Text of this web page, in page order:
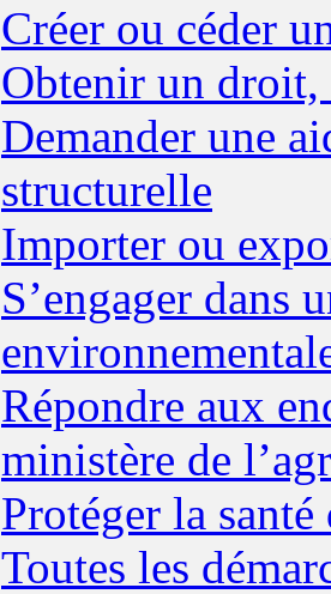
Créer ou céder
Obtenir un droit,
Demander une
structurelle
Importer ou
S’engager dans
Répondre aux
ministère de
Protéger la
Toutes les